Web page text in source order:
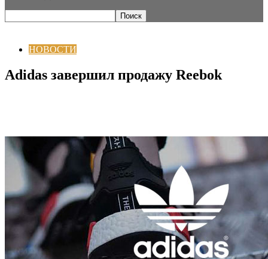
НОВОСТИ
Adidas завершил продажу Reebok